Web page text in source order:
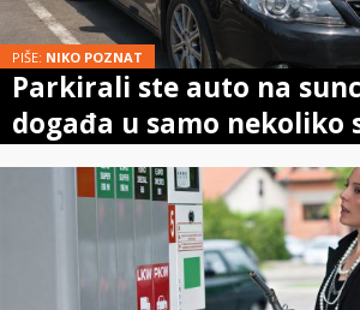
PIŠE: NIKO POZNAT
Parkirali ste auto na
događa u samo nekoliko